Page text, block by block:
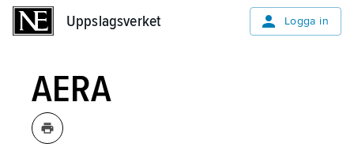
Uppslagsverket Logga in
AERA